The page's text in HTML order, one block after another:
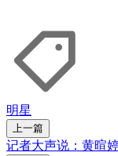
明星
上一篇
记者大声说：黄暄